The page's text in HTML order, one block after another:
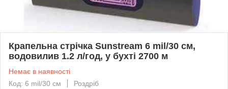
Крапельна стрічка Sunstream 6 mil/30 см,
водовилив 1.2 л/год, у бухті 2700 м
Немає в наявності
Код: 6 mil/30 см
Роздріб